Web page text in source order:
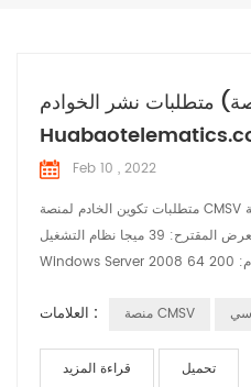
متطلبات نشر الخوادم (باستخدام منصة CMSV) |
Feb 10 , 2022
متطلبات تكوين الخادم لمنصة CMSV الخادم الرئيسي: وحدة معالجة مركزية
واحدة: 4 مراكز الذاكرة: 8 جيجا العرض المقترح: 39 ميجا نظام التشغيل:
Windows Server 2008 64 بت (أو إصدار أعلى) قرص النظام: 200
نظام نشر الخادم ومتطلبات التكوين: أ، نظام
العلامات : منصة CMSV
قراءة المزيد تحميل